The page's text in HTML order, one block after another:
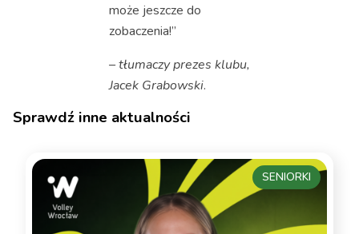
może jeszcze do
zobaczenia!”
– tłumaczy prezes klubu,
Jacek Grabowski.
Sprawdź inne aktualności
SENIORKI